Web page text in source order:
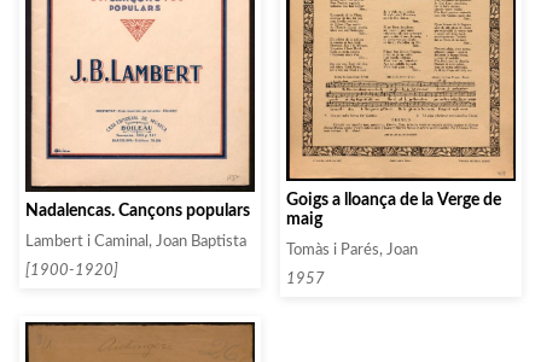
Nadalencas. Cançons populars
Lambert i Caminal, Joan Baptista
[1900-1920]
Goigs a lloança de la Verge de
maig
Tomàs i Parés, Joan
1957